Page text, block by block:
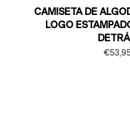
CAMISETA DE
LOGO